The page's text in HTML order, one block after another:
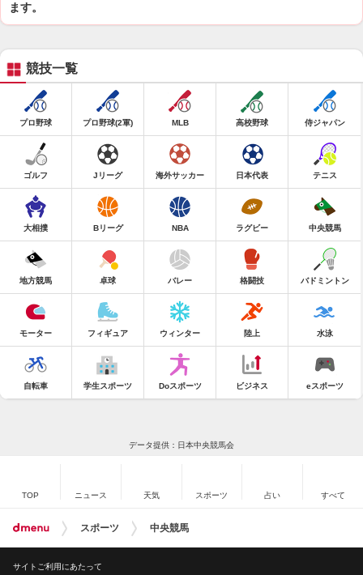
ます。
競技一覧
プロ野球 プロ野球(2軍) MLB 高校野球 侍ジャパン
ゴルフ Jリーグ 海外サッカー 日本代表 テニス
大相撲 Bリーグ NBA ラグビー 中央競馬
地方競馬 卓球 バレー 格闘技 バドミントン
モーター フィギュア ウィンター 陸上 水泳
自転車 学生スポーツ Doスポーツ ビジネス eスポーツ
データ提供：日本中央競馬会
TOP ニュース 天気 スポーツ 占い すべて
スポーツ 中央競馬
サイトご利用にあたって